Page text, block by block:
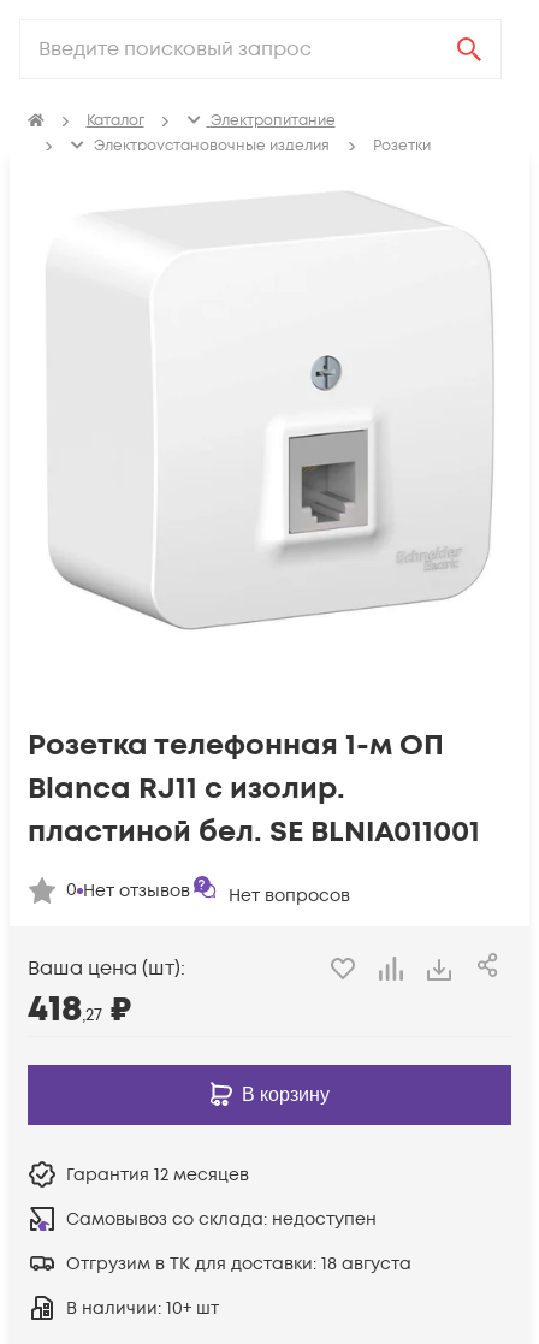
Каталог
Электропитание
Электроустановочные изделия
Розетки
Розетка телефонная 1-м ОП
Blanca RJ11 с изолир.
пластиной бел. SE BLNIA011001
0 Нет отзывов Нет вопросов
Ваша цена (шт):
418,27 ₽
В корзину
Гарантия 12 месяцев
Самовывоз со склада: недоступен
Отгрузим в ТК для доставки: 18 августа
В наличии: 10+ шт